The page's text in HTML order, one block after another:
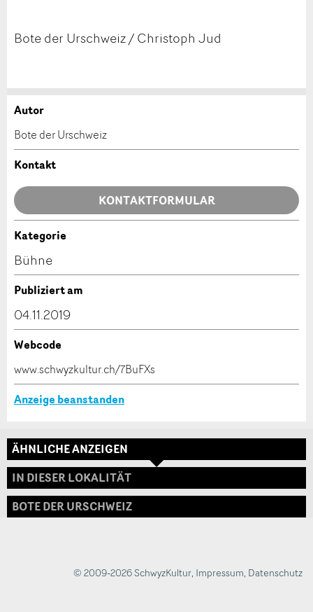
Bote der Urschweiz / Christoph Jud
Anzeige beanstanden
Ihr Feedback wird sehr geschätzt!
Allgemeines Feedback
Anzeige nicht mehr gültig
Anzeige unvollständig
* Eingabe erforderlich
Anzeige weiterempfehlen
Empfehlen Sie diese Anzeige an Freunde weiter.
* Eingabe erforderlich
Autor
Bote der Urschweiz
Kontakt
KONTAKTFORMULAR
Kontakt
Verfassen Sie eine Nachricht für die Kontaktpersonen
Adresse
Kategorie
Bühne
Publiziert am
04.11.2019
Webcode
www.schwyzkultur.ch/7BuFXs
Anzeige beanstanden
ÄHNLICHE ANZEIGEN
IN DIESER LOKALITÄT
BOTE DER URSCHWEIZ
© 2009-2026 SchwyzKultur Impressum Datenschutz